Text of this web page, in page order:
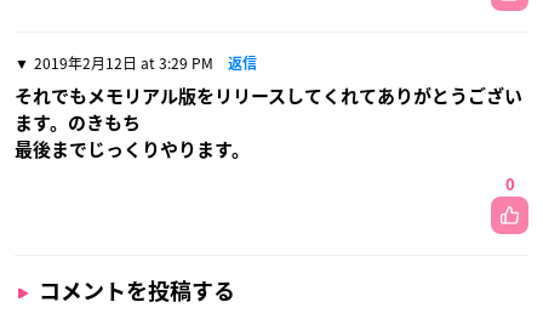
2019年2月12日 at 3:29 PM 返信
それでもメモリアル版をリリースしてくれてありがとうござい
ます。のきもち
最後までじっくりやります。
0
コメントを投稿する